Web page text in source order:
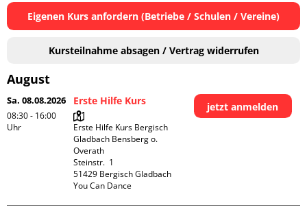
Eigenen Kurs anfordern (Betriebe / Schulen / Vereine)
Kursteilnahme absagen / Vertrag widerrufen
August
Sa. 08.08.2026
08:30 - 16:00
Uhr
Erste Hilfe Kurs
Erste Hilfe Kurs Bergisch
Gladbach Bensberg o.
Overath
Steinstr.  1
51429 Bergisch Gladbach
You Can Dance
jetzt anmelden